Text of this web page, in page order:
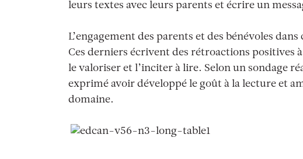
leurs textes avec leurs parents et écrire un
L’engagement des parents et des bénévoles
Ces derniers écrivent des rétroactions positives
le valoriser et l’inciter à lire. Selon un sondage
exprimé avoir développé le goût à la lecture et
domaine.